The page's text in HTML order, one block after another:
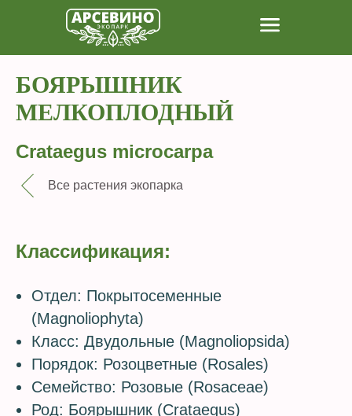
БОЯРЫШНИК
МЕЛКОПЛОДНЫЙ
Crataegus microcarpa
Все растения экопарка
Классификация:
Отдел: Покрытосеменные
(Magnoliophyta)
Класс: Двудольные (Magnoliopsida)
Порядок: Розоцветные (Rosales)
Семейство: Розовые (Rosaceae)
Род: Боярышник (Crataegus)